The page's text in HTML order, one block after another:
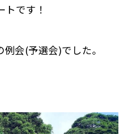
です！
会(予選会)でした。